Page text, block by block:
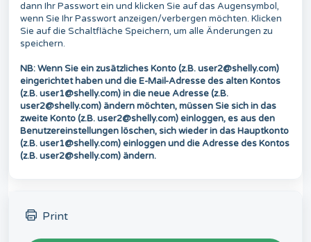
dann Ihr Passwort ein und klicken Sie auf das Augensymbol,
wenn Sie Ihr Passwort anzeigen/verbergen möchten. Klicken
Sie auf die Schaltfläche Speichern, um alle Änderungen zu
speichern.
NB: Wenn Sie ein zusätzliches Konto (z.B. user2@shelly.com)
eingerichtet haben und die E-Mail-Adresse des alten Kontos
(z.B. user1@shelly.com) in die neue Adresse (z.B.
user2@shelly.com) ändern möchten, müssen Sie sich in das
zweite Konto (z.B. user2@shelly.com) einloggen, es aus den
Benutzereinstellungen löschen, sich wieder in das Hauptkonto
(z.B. user1@shelly.com) einloggen und die Adresse des Kontos
(z.B. user2@shelly.com) ändern.
Print